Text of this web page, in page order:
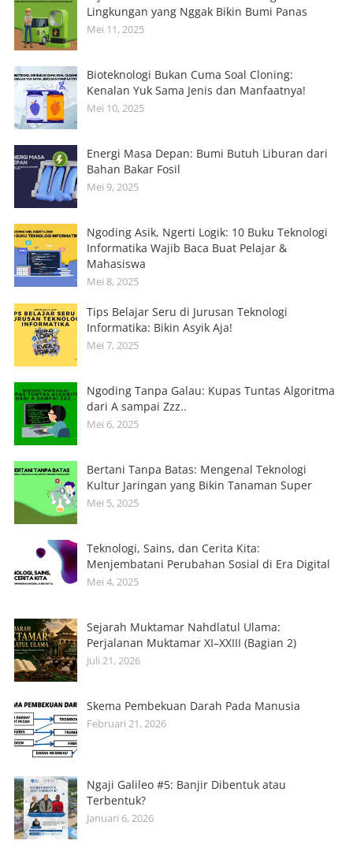
Lingkungan yang Nggak Bikin Bumi Panas
Mei 11, 2025
Bioteknologi Bukan Cuma Soal Cloning:
Kenalan Yuk Sama Jenis dan Manfaatnya!
Mei 10, 2025
Energi Masa Depan: Bumi Butuh Liburan dari
Bahan Bakar Fosil
Mei 9, 2025
Ngoding Asik, Ngerti Logik: 10 Buku Teknologi
Informatika Wajib Baca Buat Pelajar &
Mahasiswa
Mei 8, 2025
Tips Belajar Seru di Jurusan Teknologi
Informatika: Bikin Asyik Aja!
Mei 7, 2025
Ngoding Tanpa Galau: Kupas Tuntas Algoritma
dari A sampai Zzz..
Mei 6, 2025
Bertani Tanpa Batas: Mengenal Teknologi
Kultur Jaringan yang Bikin Tanaman Super
Mei 5, 2025
Teknologi, Sains, dan Cerita Kita:
Menjembatani Perubahan Sosial di Era Digital
Mei 4, 2025
Sejarah Muktamar Nahdlatul Ulama:
Perjalanan Muktamar XI–XXIII (Bagian 2)
Juli 21, 2026
Skema Pembekuan Darah Pada Manusia
Februari 21, 2026
Ngaji Galileo #5: Banjir Dibentuk atau
Terbentuk?
Januari 6, 2026